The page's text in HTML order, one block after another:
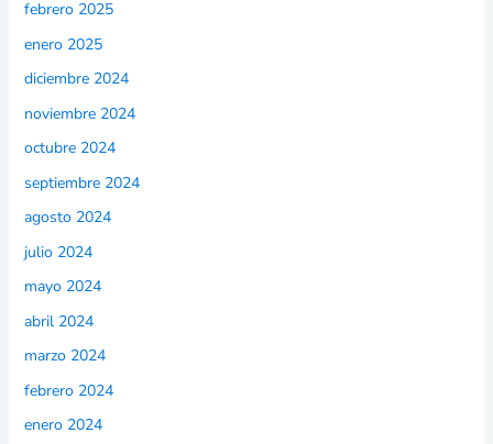
febrero 2025
enero 2025
diciembre 2024
noviembre 2024
octubre 2024
septiembre 2024
agosto 2024
julio 2024
mayo 2024
abril 2024
marzo 2024
febrero 2024
enero 2024